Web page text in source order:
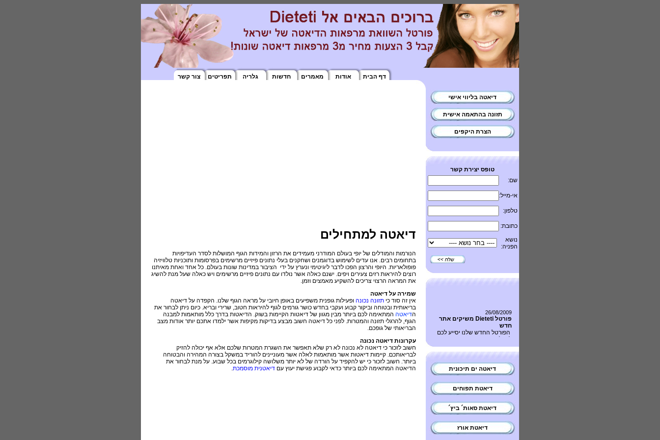
צור קשר תפריטים גלריה חדשות מאמרים אודות דף הבית
דיאטה בליווי אישי
תזונה בהתאמה אישית
הצרת היקפים
טופס יצירת קשר
שם:
אי-מייל:
טלפון:
כתובת:
נושא
הפניה:
26/08/2009
פורטל Dieteti משיקים אתר
חדש
הפורטל החדש שלנו יסייע לכם
לקבל מספר הצעות מחיר
תמצאו אצלנו בפורטל מידע
ההרזיה והתזונה.
דיאטה ים תיכונית
דיאטת תפוחים
דיאטת סאות´ ביץ´
דיאטת אורז
דיאטה למתחילים
הנורמות והמודלים של יופי בעולם המודרני מעמידים את הרזון והמידות הגוף המושלות לסדר העדיפויות
בתחומים רבים. אנו עדים לשימוש בדוגמנים ושחקנים בעלי נתונים פיזיים מרשימים בפרסומות ותוכניות טלוויזיה
פופולאריות. היופי והרצון הפכו לדבר ליגיטימי ונערץ על ידי הציבור במדינות שונות בעולם. כל אחד ואחת מאיתנו
רוצים להיראות רזים צעירים ויפים. ישנם כאלה אשר נולדו עם נתונים פיזיים מרשימים ויש כאלה שעל מנת להשיג
את המראה הרצוי צריכים להשקיע מאמצים וזמן.
שמירה על דיאטה
אין זה סוד כי תזונה נכונה ופעילות גופנית משפיעים באופן חיובי על מראה הגוף שלנו. הקפדה על דיאטה
בריאותית ובטוחה וביקור קבוע ועקבי בחדש כושר גורמים לגוף להיראות חטוב, שרירי ובריא. כיום ניתן לבחור את
הדיאטה המתאימה לכם ביותר מבין מגוון של דיאטות הקיימות בשוק. הדיאטות בדרך כלל מותאמות למבנה
הגוף, להרגלי תזונה והמטרות. לפני כל דיאטה חשוב מבצע בדיקות מקיפות אשר ילמדו אתכם יותר אודות מצב
הבריאותי של גופכם.
עקרונות דיאטה נכונה
חשוב לזכור כי דיאטה לא נכונה לא רק שלא תאפשר את השגרת המטרות שלכם אלא אף יכולה להזיק
לבריאותכם. קיימות דיאטות אשר מותאמות לאלה אשר מעוניינים להוריד במשקל בצורה המהירה והבטוחה
ביותר. חשוב לזכור כי יש להקפיד על הורדה של לא יותר משלושה קילוגרמים בכל שבוע. על מנת לבחור את
הדיאטה המתאימה לכם ביותר כדאי לקבוע פגישת יעוץ עם דיאטנית מוסמכת